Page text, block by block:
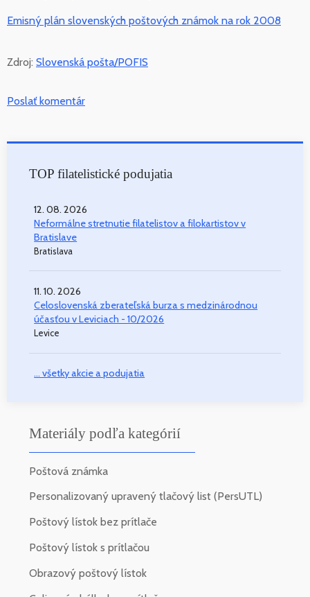
Emisný plán slovenských poštových známok na rok 2008
Zdroj: Slovenská pošta/POFIS
Poslať komentár
TOP filatelistické podujatia
12. 08. 2026
Neformálne stretnutie filatelistov a filokartistov v
Bratislave
Bratislava
11. 10. 2026
Celoslovenská zberateľská burza s medzinárodnou
účasťou v Leviciach - 10/2026
Levice
... všetky akcie a podujatia
Materiály podľa kategórií
Poštová známka
Personalizovaný upravený tlačový list (PersUTL)
Poštový lístok bez prítlače
Poštový lístok s prítlačou
Obrazový poštový lístok